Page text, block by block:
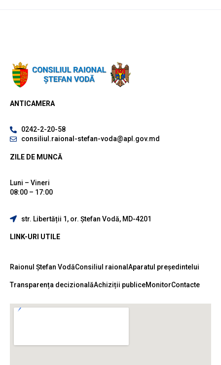
ANTICAMERA
0242-2-20-58
consiliul.raional-stefan-voda@apl.gov.md
ZILE DE MUNCĂ
Luni – Vineri
08:00 – 17:00
str. Libertății 1, or. Ștefan Vodă, MD-4201
LINK-URI UTILE
Raionul Ștefan VodăConsiliul raional Aparatul președintelui
Transparența decizionalăAchiziții publiceMonitorContacte